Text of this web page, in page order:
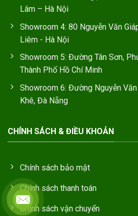
Lâm – Hà Nội
Showroom 4: 80 Nguyễn Văn
Liêm - Hà Nội
Showroom 5: Đường Tân Sơn,
Thành Phố Hồ Chí Minh
Showroom 6: Đường Nguyễn Văn
Khê, Đà Nẵng
CHÍNH SÁCH & ĐIỀU KHOẢN
Chính sách bảo mật
Chính sách thanh toán
Chính sách vận chuyển